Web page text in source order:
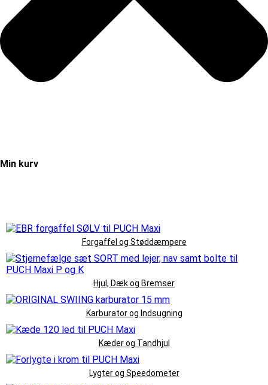
Min kurv
Forgaffel og Støddæmpere
Hjul, Dæk og Bremser
Karburator og Indsugning
Kæder og Tandhjul
Lygter og Speedometer